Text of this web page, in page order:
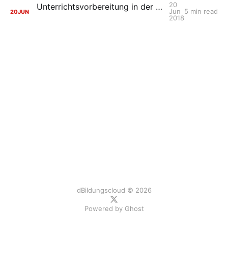
20JUN Unterrichtsvorbereitung in der HPI Schul-Cloud neu gedacht
20
Jun
2018
5 min read
dBildungscloud © 2026
Powered by Ghost